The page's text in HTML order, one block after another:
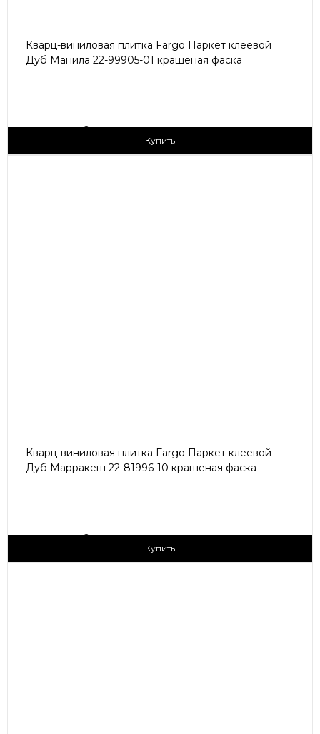
Кварц-виниловая плитка Fargo Паркет клеевой
Дуб Манила 22-99905-01 крашеная фаска
2
Купить
Кварц-виниловая плитка Fargo Паркет клеевой
Дуб Марракеш 22-81996-10 крашеная фаска
2
Купить